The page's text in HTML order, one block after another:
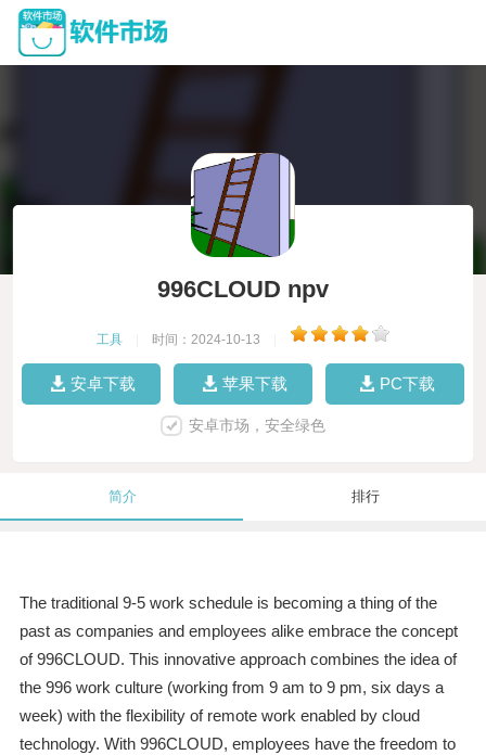
996CLOUD npv
工具 时间：2024-10-13
安卓下载 苹果下载 PC下载
安卓市场，安全绿色
简介 排行
The traditional 9-5 work schedule is becoming a thing of the
past as companies and employees alike embrace the concept
of 996CLOUD. This innovative approach combines the idea of
the 996 work culture (working from 9 am to 9 pm, six days a
week) with the flexibility of remote work enabled by cloud
technology. With 996CLOUD, employees have the freedom to